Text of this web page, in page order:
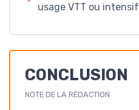
usage VTT ou intensif
CONCLUSION
NOTE DE LA RÉDACTION